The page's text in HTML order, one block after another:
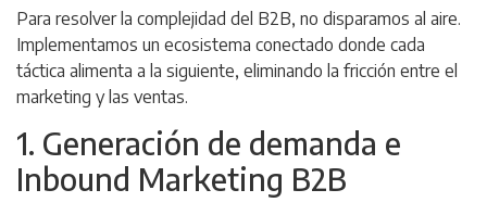
Para resolver la complejidad del B2B, no disparamos al aire.
Implementamos un ecosistema conectado donde cada
táctica alimenta a la siguiente, eliminando la fricción entre el
marketing y las ventas.
1. Generación de demanda e
Inbound Marketing B2B